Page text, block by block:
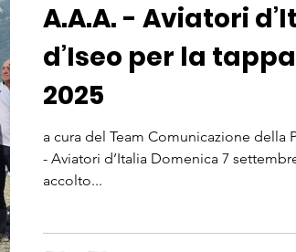
A.A.A. - Aviatori
d’Iseo per la
2025
a cura del Team Comunicazione della
- Aviatori d’Italia Domenica 7
accolto...